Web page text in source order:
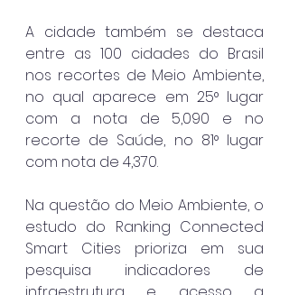
A cidade também se destaca
entre as 100 cidades do Brasil
nos recortes de Meio Ambiente,
no qual aparece em 25° lugar
com a nota de 5,090 e no
recorte de Saúde, no 81° lugar
com nota de 4,370.
Na questão do Meio Ambiente, o
estudo do Ranking Connected
Smart Cities prioriza em sua
pesquisa indicadores de